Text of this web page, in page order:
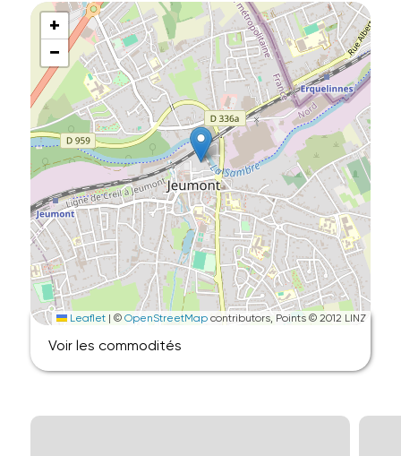
+
−
Leaflet | ©OpenStreetMap contributors, Points © 2012 LINZ
Voir les commodités